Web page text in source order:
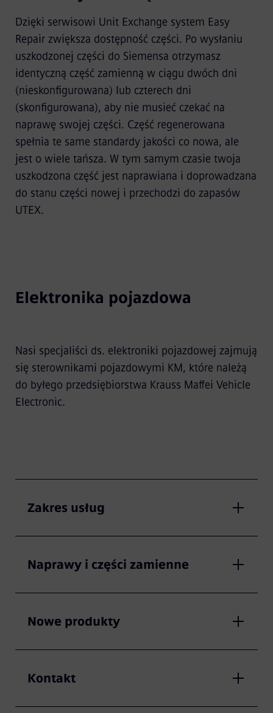
Dzięki serwisowi Unit Exchange system Easy
Repair zwiększa dostępność części. Po wysłaniu
uszkodzonej części do Siemensa otrzymasz
identyczną część zamienną w ciągu dwóch dni
(nieskonfigurowana) lub czterech dni
(skonfigurowana), aby nie musieć czekać na
naprawę swojej części. Część regenerowana
spełnia te same standardy jakości co nowa, ale
jest o wiele tańsza. W tym samym czasie twoja
uszkodzona część jest naprawiana i doprowadzana
do stanu części nowej i przechodzi do zapasów
UTEX.
Elektronika pojazdowa
Nasi specjaliści ds. elektroniki pojazdowej zajmują
się sterownikami pojazdowymi KM, które należą
do byłego przedsiębiorstwa Krauss Maffei Vehicle
Electronic.
Zakres usług
Naprawy i części zamienne
Nowe produkty
Kontakt